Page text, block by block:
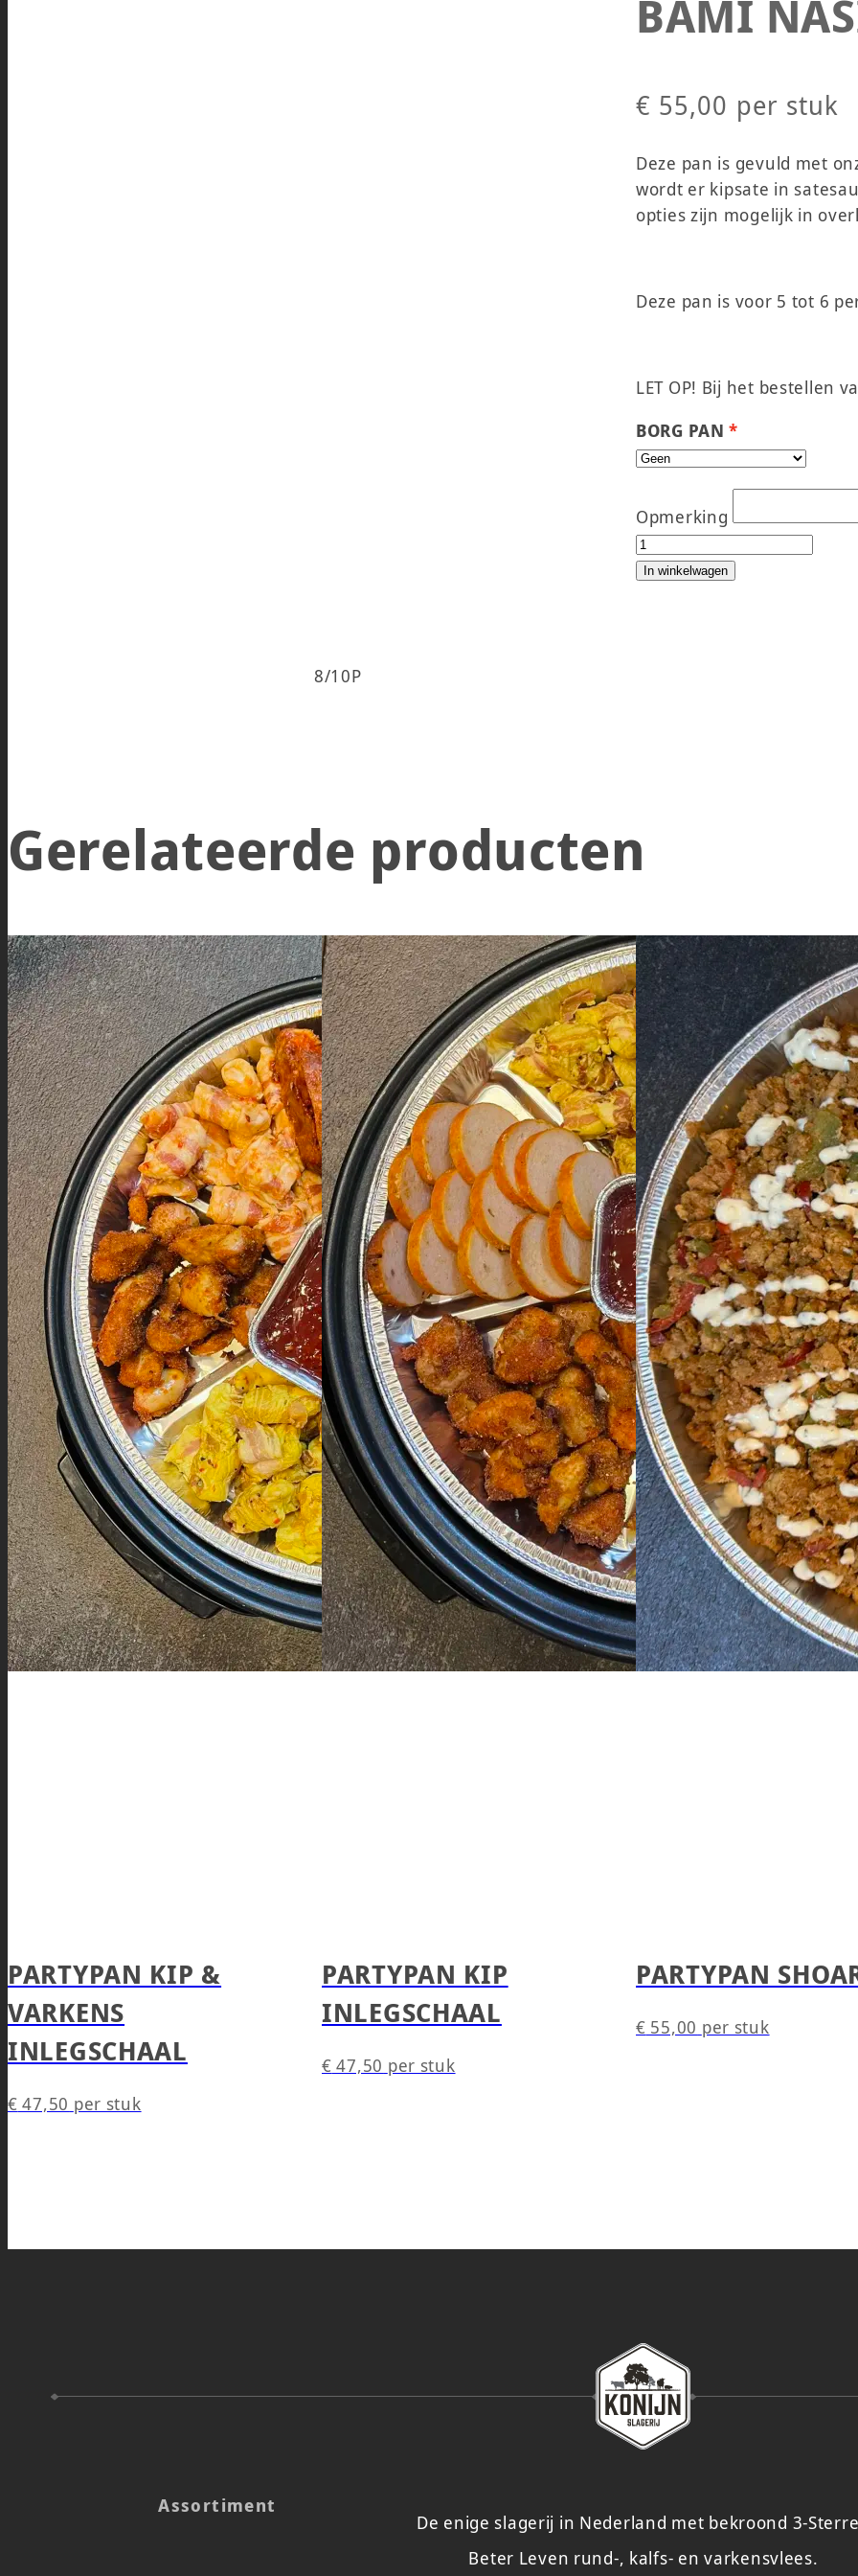
BAMI
€ 55,00 per stuk
Deze pan is gevuld met
wordt er kipsate in
opties zijn mogelijk in
Deze pan is voor 5 tot 6
LET OP! Bij het bestellen
BORG PAN
Opmerking
BAMI NASI PAN KLEIN
In winkelwagen
8/10P
Gerelateerde producten
PARTYPAN KIP &
VARKENS
INLEGSCHAAL
€ 47,50 per stuk
PARTYPAN KIP
INLEGSCHAAL
€ 47,50 per stuk
PARTYPAN
€ 55,00 per stuk
Assortiment
De enige slagerij in Nederland met bekroond 3-
Beter Leven rund-, kalfs- en varkensvlees.